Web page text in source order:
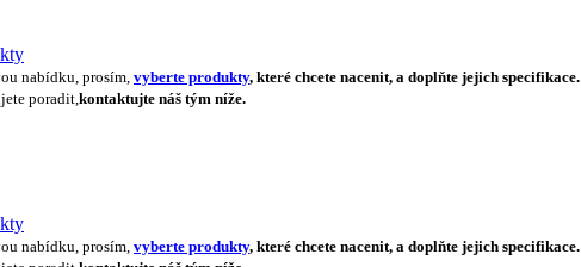
nabídku, prosím, vyberte produkty, které chcete nacenit, a doplňte jejich specifikace.
poradit,kontaktujte náš tým níže.
nabídku, prosím, vyberte produkty, které chcete nacenit, a doplňte jejich specifikace.